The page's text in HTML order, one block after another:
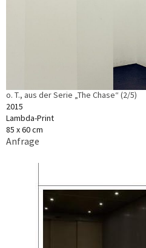
o. T., aus der Serie „The Chase“ (2/5)
2015
Lambda-Print
85 x 60 cm
Anfrage